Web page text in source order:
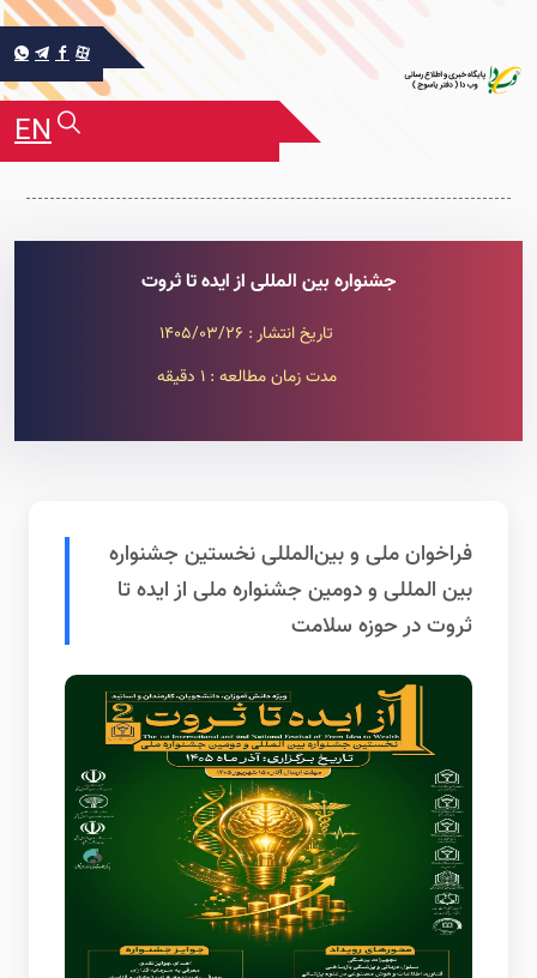
EN
جشنواره بین المللی از ایده تا ثروت
تاریخ انتشار : 1405/03/26
مدت زمان مطالعه : 1 دقیقه
فراخوان ملی و بین‌المللی نخستین جشنواره
بین المللی و دومین جشنواره ملی از ایده تا
ثروت در حوزه سلامت